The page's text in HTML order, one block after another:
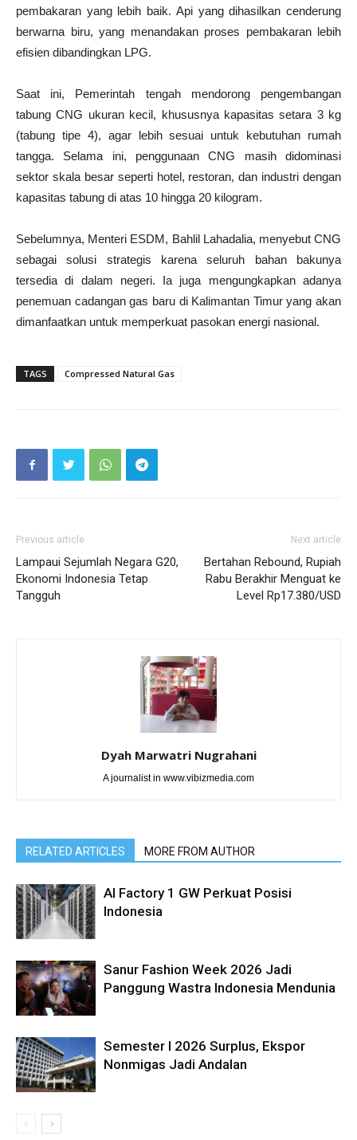
pembakaran yang lebih baik. Api yang dihasilkan cenderung
berwarna biru, yang menandakan proses pembakaran lebih
efisien dibandingkan LPG.
Saat ini, Pemerintah tengah mendorong pengembangan
tabung CNG ukuran kecil, khususnya kapasitas setara 3 kg
(tabung tipe 4), agar lebih sesuai untuk kebutuhan rumah
tangga. Selama ini, penggunaan CNG masih didominasi
sektor skala besar seperti hotel, restoran, dan industri dengan
kapasitas tabung di atas 10 hingga 20 kilogram.
Sebelumnya, Menteri ESDM, Bahlil Lahadalia, menyebut CNG
sebagai solusi strategis karena seluruh bahan bakunya
tersedia di dalam negeri. Ia juga mengungkapkan adanya
penemuan cadangan gas baru di Kalimantan Timur yang akan
dimanfaatkan untuk memperkuat pasokan energi nasional.
TAGS Compressed Natural Gas
Previous article
Lampaui Sejumlah Negara G20,
Ekonomi Indonesia Tetap
Tangguh
Next article
Bertahan Rebound, Rupiah
Rabu Berakhir Menguat ke
Level Rp17.380/USD
Dyah Marwatri Nugrahani
A journalist in www.vibizmedia.com
RELATED ARTICLES MORE FROM AUTHOR
AI Factory 1 GW Perkuat Posisi
Indonesia
Sanur Fashion Week 2026 Jadi
Panggung Wastra Indonesia Mendunia
Semester I 2026 Surplus, Ekspor
Nonmigas Jadi Andalan